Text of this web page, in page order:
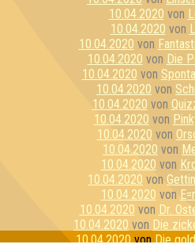
10.04.2020 von
10.04.2020 von
10.04.2020 von
10.04.2020 von Die
10.04.2020 von
10.04.2020 von
10.04.2020 von
10.04.2020 von
10.04.2020 von
10.04.2020 von
10.04.2020 von
10.04.2020 von
10.04.2020 von
10.04.2020 von Dr.
10.04.2020 von Die
10.04.2020vonDie